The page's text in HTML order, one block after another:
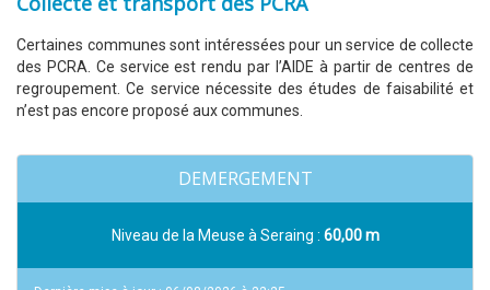
Certaines communes sont intéressées pour un service de collecte
des PCRA. Ce service est rendu par l’AIDE à partir de centres de
regroupement. Ce service nécessite des études de faisabilité et
n’est pas encore proposé aux communes.
DEMERGEMENT
Niveau de la Meuse à Seraing : 60,00 m